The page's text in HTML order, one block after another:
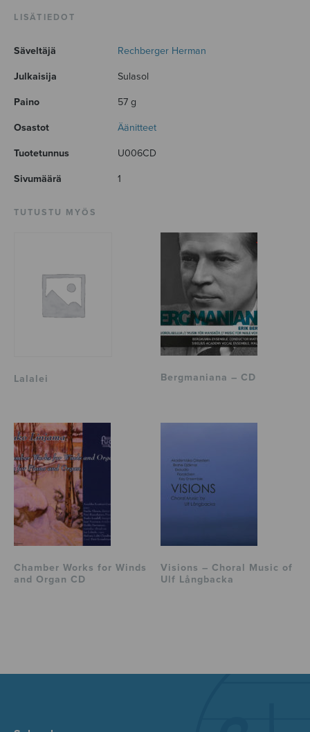
LISÄTIEDOT
Säveltäjä Rechberger Herman
Julkaisija Sulasol
Paino 57 g
Osastot Äänitteet
Tuotetunnus U006CD
Sivumäärä 1
TUTUSTU MYÖS
Lalalei Bergmaniana – CD
Chamber Works for Winds
and Organ CD
Visions – Choral Music of
Ulf Långbacka